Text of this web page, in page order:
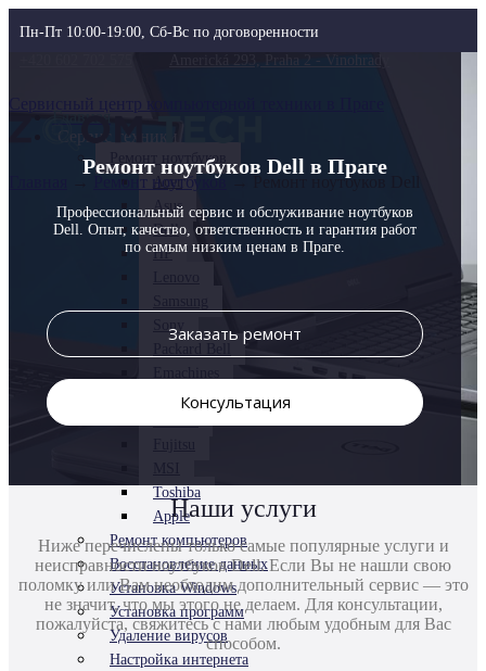
Пн-Пт 10:00-19:00, Сб-Вс по договоренности
Americká 293, Praha 2 - Vinohrady
Сервис техники
Ремонт ноутбуков
Acer
Asus
Dell
HP
Sony
Toshiba
Apple
Ремонт компьютеров
Восстановление данных
Установка Windows
Установка программ
Удаление вирусов
Настройка интернета
Ремонт ноутбуков Ремонт ноутбуков Dell
Ремонт ноутбуков Dell в Праге
Профессиональный сервис и обслуживание ноутбуков
Dell. Опыт, качество, ответственность и гарантия работ
по самым низким ценам в Праге.
Заказать ремонт
Консультация
Наши услуги
Ниже перечислены только самые популярные услуги и
неисправности ноутбуков Dell. Если Вы не нашли свою
поломку или Вам необходим дополнительный сервис — это
не значит, что мы этого не делаем. Для консультации,
пожалуйста, свяжитесь с нами любым удобным для Вас
способом.